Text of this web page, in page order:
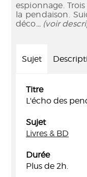
espionnage.
la pendaison.
déco... (voir
Sujet
Titre
L'écho des
Sujet
Livres & BD
Durée
Plus de 2h.